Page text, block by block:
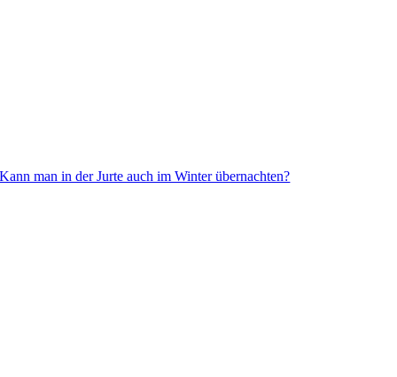
Kann man in der Jurte auch im Winter übernachten?